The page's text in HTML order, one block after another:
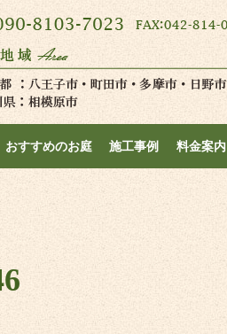
おすすめのお庭 施工事例 料金案内